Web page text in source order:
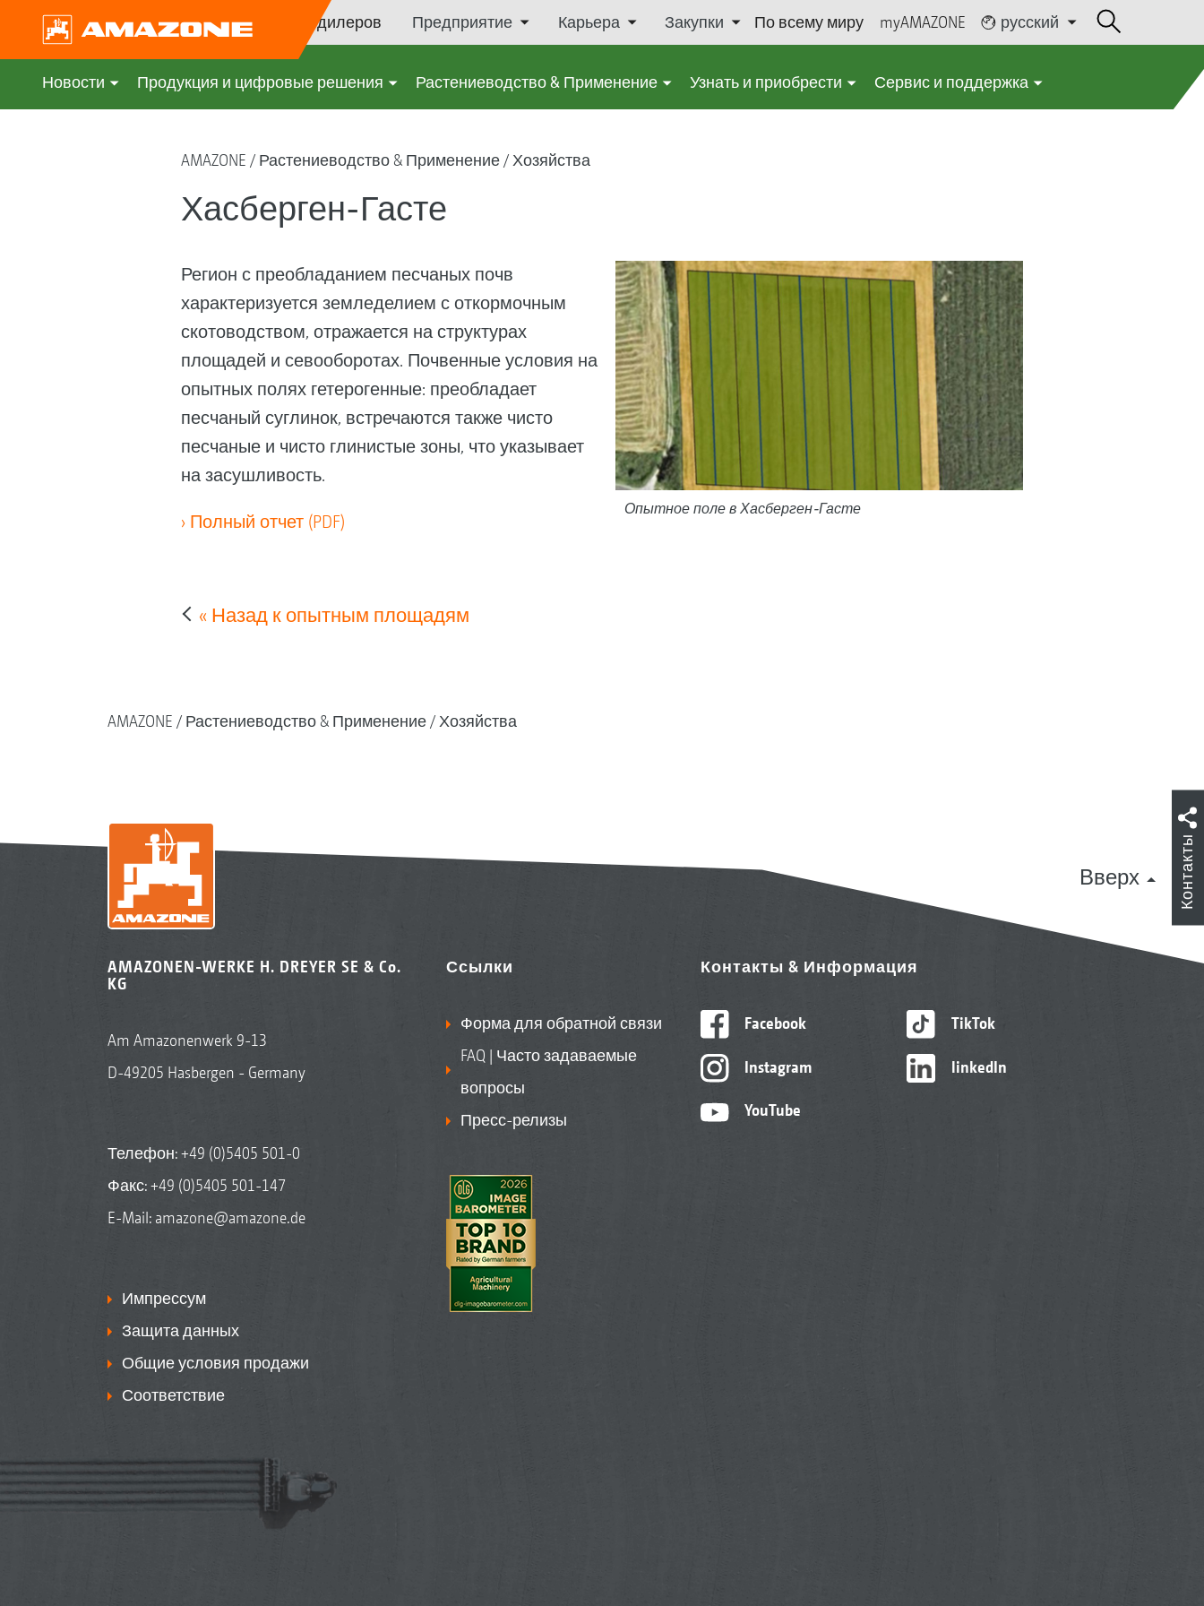
Поиск дилеров Предприятие Карьера Закупки По всему миру myAMAZONE русский
Новости Продукция и цифровые решения Растениеводство & Применение Узнать и приобрести Сервис и поддержка
AMAZONE Растениеводство & Применение Хозяйства
Хасберген-Гасте
Опытное поле в Хасберген-Гасте
Регион с преобладанием песчаных почв
характеризуется земледелием с откормочным
скотоводством, отражается на структурах
площадей и севооборотах. Почвенные условия на
опытных полях гетерогенные: преобладает
песчаный суглинок, встречаются также чисто
песчаные и чисто глинистые зоны, что указывает
на засушливость.
› Полный отчет (PDF)
« Назад к опытным площадям
AMAZONE Растениеводство & Применение Хозяйства
Вверх
AMAZONEN-WERKE H. DREYER SE & Co.
KG
Am Amazonenwerk 9-13
D-49205 Hasbergen - Germany
Телефон:+49 (0)5405 501-0
Факс: +49 (0)5405 501-147
E-Mail: amazone@amazone.de
Импрессум
Защита данных
Общие условия продажи
Соответствие
Ссылки
Форма для обратной связи
FAQ | Часто задаваемые
вопросы
Пресс-релизы
Контакты & Информация
Facebook
Instagram
YouTube
TikTok
linkedIn
Контакты